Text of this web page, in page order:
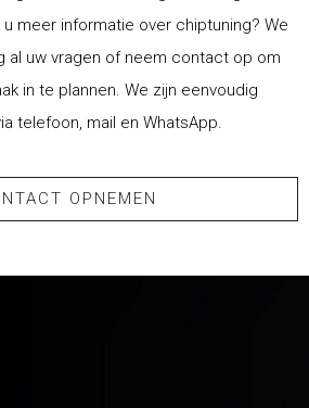
meer informatie over chiptuning? We
al uw vragen of neem contact op om
in te plannen. We zijn eenvoudig
telefoon, mail en WhatsApp.
OPNEMEN